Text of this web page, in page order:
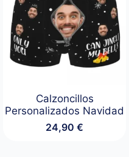
Calzoncillos
Personalizados Navidad
24,90€